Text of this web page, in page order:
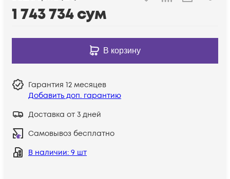
1 743 734сум
В корзину
Гарантия 12 месяцев
Добавить доп. гарантию
Доставка от 3 дней
Самовывоз бесплатно
В наличии: 9 шт